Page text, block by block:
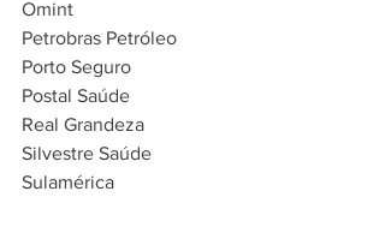
Omint
Petrobras Petróleo
Porto Seguro
Postal Saúde
Real Grandeza
Silvestre Saúde
Sulamérica